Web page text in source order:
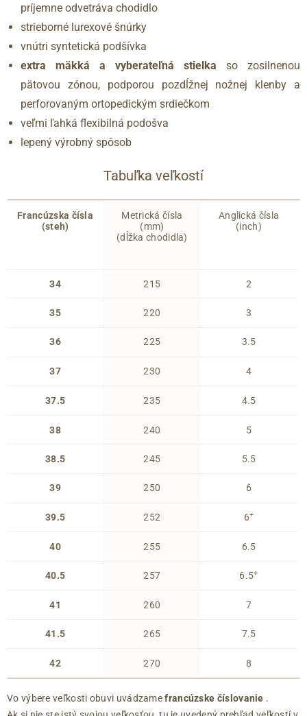
príjemne odvetráva chodidlo
strieborné lurexové šnúrky
vnútri syntetická podšívka
extra mäkká a vyberateľná stielka so zosilnenou
pätovou zónou, podporou pozdĺžnej nožnej klenby a
perforovaným ortopedickým srdiečkom
veľmi ľahká flexibilná podošva
lepený výrobný spôsob
Tabuľka veľkostí
Francúzska čísla
(steh)
34
35
36
37
37.5
38
38.5
39
39.5
40
40.5
41
41.5
42
Metrická čísla
(mm)
(dĺžka chodidla)
215
220
225
230
235
240
245
250
252
255
257
260
265
270
Anglická čísla
(inch)
2
3
3.5
4
4.5
5
5.5
6
6+
6.5
6.5+
7
7.5
8
Vo výbere veľkosti obuvi uvádzamefrancúzske číslovanie .